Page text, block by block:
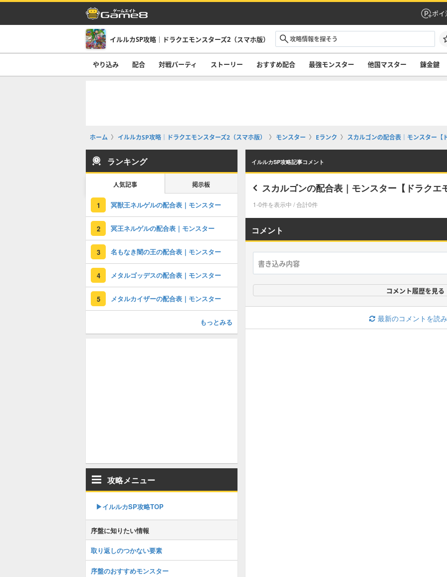
ポイ
イルルカSP攻略｜ドラクエモンスターズ2（スマホ版）
やり込み 配合 対戦パーティ ストーリー おすすめ配合 最強モンスター 他国マスター 錬金鍵
ホーム イルルカSP攻略｜ドラクエモンスターズ2（スマホ版） モンスター Eランク スカルゴンの配合表｜モンスター【
イルルカSP攻略記事コメント
スカルゴンの配合表｜モンスター【ドラクエ
1-0件を表示中 / 合計0件
コメント
コメント履歴を見る
最新のコメントを読
ランキング
人気記事 掲示板
1 冥獣王ネルゲルの配合表｜モンスター
2 冥王ネルゲルの配合表｜モンスター
3 名もなき闇の王の配合表｜モンスター
4 メタルゴッデスの配合表｜モンスター
5 メタルカイザーの配合表｜モンスター
もっとみる
攻略メニュー
▶︎イルルカSP攻略TOP
序盤に知りたい情報
取り返しのつかない要素
序盤のおすすめモンスター